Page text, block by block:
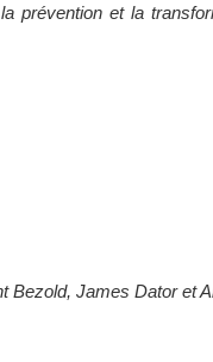
prévention et la
Bezold, James Dator et